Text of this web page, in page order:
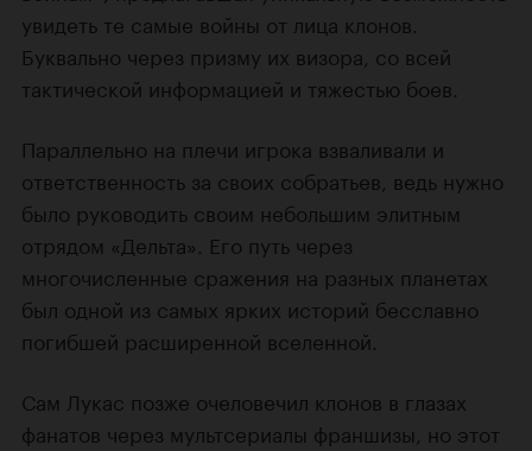
увидеть те самые войны от лица клонов.
Буквально через призму их визора, со всей
тактической информацией и тяжестью боев.
Параллельно на плечи игрока взваливали и
ответственность за своих собратьев, ведь нужно
было руководить своим небольшим элитным
отрядом «Дельта». Его путь через
многочисленные сражения на разных планетах
был одной из самых ярких историй бесславно
погибшей расширенной вселенной.
Сам Лукас позже очеловечил клонов в глазах
фанатов через мультсериалы франшизы, но этот